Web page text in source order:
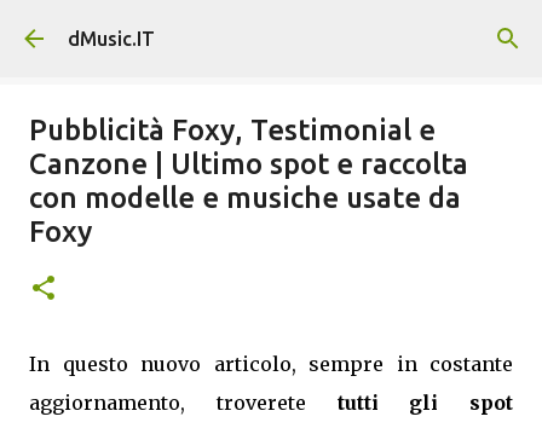
Passa ai contenuti principali
dMusic.IT
Pubblicità Foxy, Testimonial e
Canzone | Ultimo spot e raccolta
con modelle e musiche usate da
Foxy
In questo nuovo articolo, sempre in costante
aggiornamento, troverete tutti gli spot